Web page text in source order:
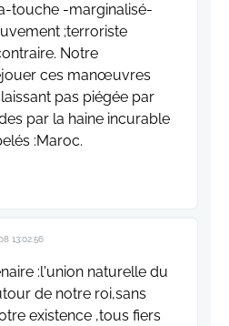
touche -marginalisé-
;terroriste
Notre
ces manœuvres
pas piégée par
par la haine incurable
:Maroc.
13:02:56
:l'union naturelle du
de notre roi,sans
existence ,tous fiers